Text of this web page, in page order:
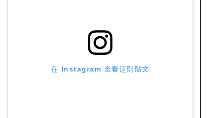
在 Instagram 查看這則貼文